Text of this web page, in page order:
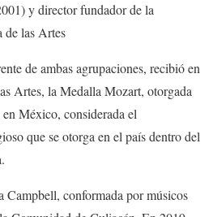
y director fundador de la
de las Artes
de ambas agrupaciones, recibió en
Artes, la Medalla Mozart, otorgada
México, considerada el
que se otorga en el país dentro del
Campbell, conformada por músicos